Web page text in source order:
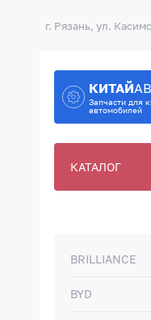
г. Рязань, ул.
КИТАЙ
Запчасти для
автомобилей
КАТАЛОГ
BRILLIANCE
BYD